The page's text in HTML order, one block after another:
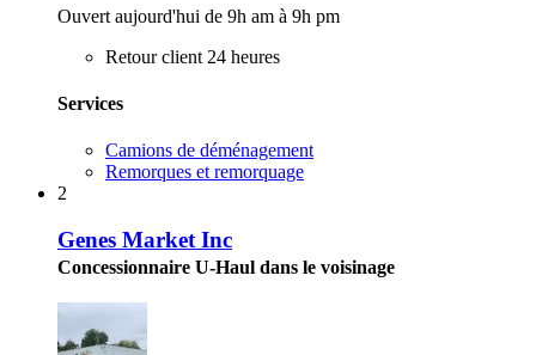
Ouvert aujourd'hui de 9h am à 9h pm
Retour client 24 heures
Services
Camions de déménagement
Remorques et remorquage
2
Genes Market Inc
Concessionnaire U-Haul dans le voisinage